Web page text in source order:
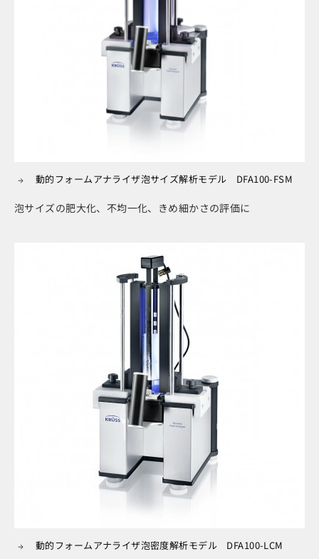
動的フォームアナライザ泡サイズ解析モデル DFA100-FSM
泡サイズの肥大化、不均一化、きめ細かさの評価に
動的フォームアナライザ泡密度解析モデル DFA100-LCM